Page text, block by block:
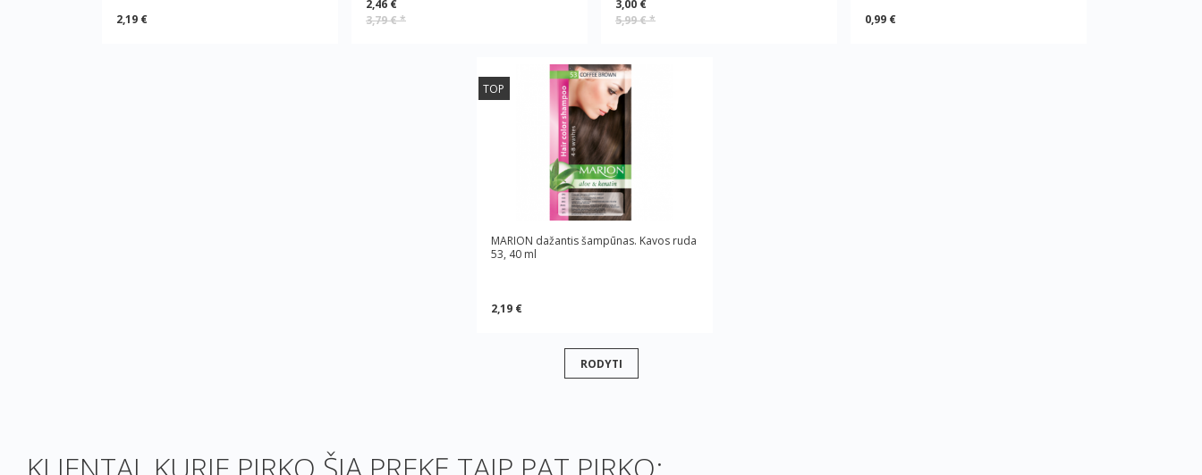
2,19 €
2,46 €
3,79 €*
3,00 €
5,99 €* 0,99 €
TOP
MARION dažantis šampūnas. Kavos ruda
53, 40 ml
2,19 €
RODYTI